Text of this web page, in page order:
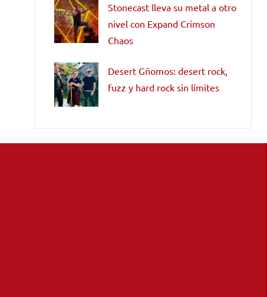
Stonecast lleva su metal a otro
nivel con Expand Crimson
Chaos
Desert Gñomos: desert rock,
fuzz y hard rock sin límites